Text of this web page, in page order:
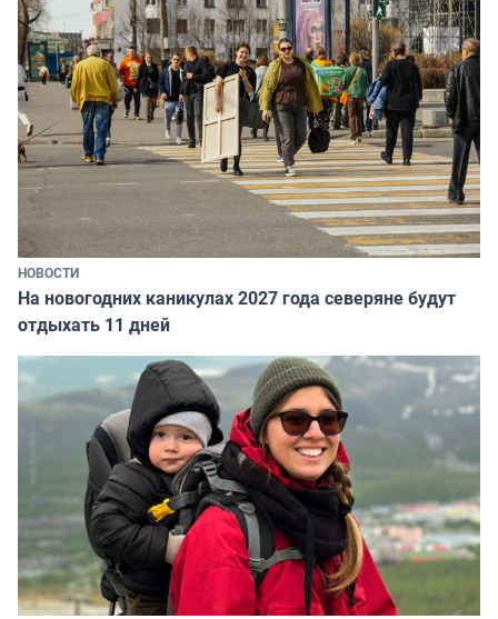
НОВОСТИ
На новогодних каникулах 2027 года северяне будут
отдыхать 11 дней